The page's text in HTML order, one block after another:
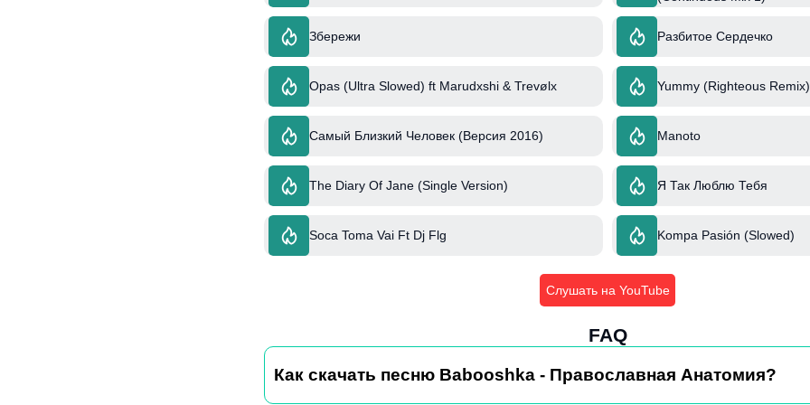
Збережи Разбитое Сердечко
Opas (Ultra Slowed) ft Marudxshi & Trevølx Yummy (Righteous
Самый Близкий Человек (Версия 2016) Manoto
The Diary Of Jane (Single Version) Я Так Люблю Тебя
Soca Toma Vai Ft Dj Flg Kompa Pasión (Slowed)
Слушать на YouTube
FAQ
Как скачать песню Babooshka - Православная Анатомия?